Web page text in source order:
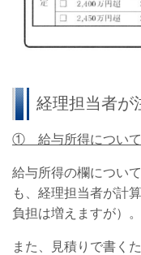
経理担当者が
① 給与所得について
給与所得の欄につい
も、経理担当者が計
負担は増えますが）。
また、見積りで書く